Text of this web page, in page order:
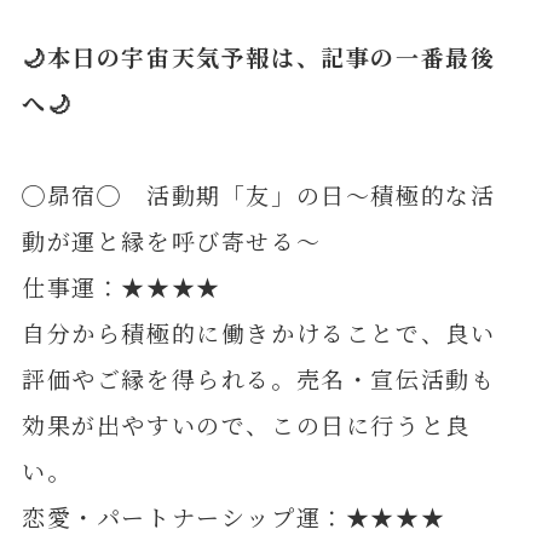
🌙本日の宇宙天気予報は、記事の一番最後
へ🌙
◯昴宿◯ 活動期「友」の日～積極的な活
動が運と縁を呼び寄せる～
仕事運：★★★★
自分から積極的に働きかけることで、良い
評価やご縁を得られる。売名・宣伝活動も
効果が出やすいので、この日に行うと良
い。
恋愛・パートナーシップ運：★★★★